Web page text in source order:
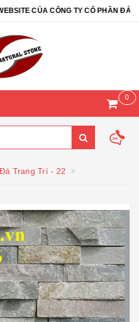
CỦA CÔNG TY CỔ PHẦN ĐÁ
0
Đá Trang Trí - 22